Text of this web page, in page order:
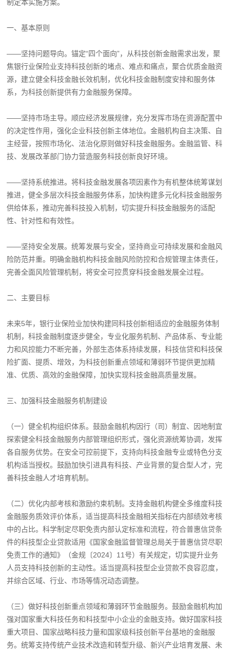
制定本实施方案。
一、基本原则
——坚持问题导向。锚定“四个面向”，从科技创新金融需求出发，聚
焦银行业保险业支持科技创新的堵点、难点和痛点，聚合优质金融资
源，建立健全科技金融长效机制，优化科技金融制度安排和服务体
系，为科技创新提供有力金融服务保障。
——坚持市场主导。顺应经济发展规律，充分发挥市场在资源配置中
的决定性作用，强化企业科技创新主体地位。金融机构自主决策、自
主经营，按照市场化、法治化原则做好科技金融服务。金融监管、科
技、发展改革部门协力营造服务科技创新良好环境。
——坚持系统推进。将科技金融发展各项因素作为有机整体统筹谋划
推进，健全多层次科技金融服务体系，加快构建多元化科技金融服务
供给体系，推动完善科技投入机制，切实提升科技金融服务的适配
性、针对性和有效性。
——坚持安全发展。统筹发展与安全，坚持商业可持续发展和金融风
险防范并重。明确金融机构科技金融风险防控和合规管理主体责任，
完善全面风险管理机制，将安全可控贯穿科技金融发展全过程。
二、主要目标
未来5年，银行业保险业加快构建同科技创新相适应的金融服务体制
机制，科技金融制度逐步健全，专业化服务机制、产品体系、专业能
力和风控能力不断完善，外部生态体系持续发展，科技信贷和科技保
险扩面、提质、增效，为科技创新重点领域和薄弱环节提供更加精
准、优质、高效的金融保障，加快实现科技金融高质量发展。
三、加强科技金融服务机制建设
（一）健全机构组织体系。鼓励金融机构因行（司）制宜、因地制宜
探索健全科技金融服务内部管理组织形式，强化资源统筹协调，发挥
各自服务优势。在安全可控前提下，支持向科技金融专业或特色分支
机构适当授权。鼓励加快引进具有科技、产业背景的复合型人才，完
善科技金融人才培育机制。
（二）优化内部考核和激励约束机制。支持金融机构健全多维度科技
金融服务质效评价体系，适当提高科技金融相关指标在内部绩效考核
中的占比。科学制定尽职免责内部认定标准和流程，符合普惠信贷条
件的科技型企业贷款适用《国家金融监督管理总局关于普惠信贷尽职
免责工作的通知》（金规〔2024〕11号）有关规定，切实提升业务
人员支持科技创新的主动性。适当提高科技型企业贷款不良容忍度，
并综合区域、行业、市场等情况动态调整。
（三）做好科技创新重点领域和薄弱环节金融服务。鼓励金融机构加
强对国家重大科技任务和科技型中小企业的金融支持。做好国家科技
重大项目、国家战略科技力量和国家级科技创新平台基地的金融服
务。统筹支持传统产业技术改造和转型升级、新兴产业培育发展、未